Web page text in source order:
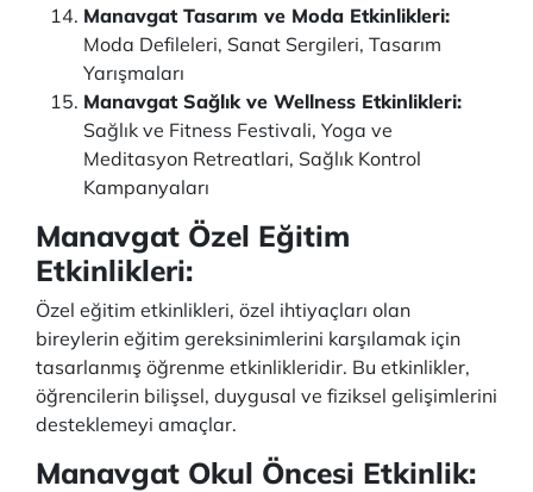
Manavgat Tasarım ve Moda Etkinlikleri:
Moda Defileleri, Sanat Sergileri, Tasarım
Yarışmaları
Manavgat Sağlık ve Wellness Etkinlikleri:
Sağlık ve Fitness Festivali, Yoga ve
Meditasyon Retreatlari, Sağlık Kontrol
Kampanyaları
Manavgat Özel Eğitim
Etkinlikleri:
Özel eğitim etkinlikleri, özel ihtiyaçları olan
bireylerin eğitim gereksinimlerini karşılamak için
tasarlanmış öğrenme etkinlikleridir. Bu etkinlikler,
öğrencilerin bilişsel, duygusal ve fiziksel gelişimlerini
desteklemeyi amaçlar.
Manavgat Okul Öncesi Etkinlik: